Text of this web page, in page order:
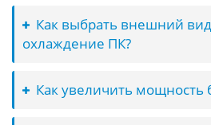
Как выбрать внешний
охлаждение ПК?
Как увеличить мощность